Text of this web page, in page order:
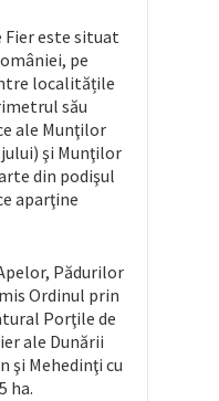
Fier este situat
pe
localitățile
său
ale Munţilor
şi Munţilor
din podişul
aparţine
Pădurilor
Ordinul prin
Porţile de
ale Dunării
şi Mehedinţi cu
ha.